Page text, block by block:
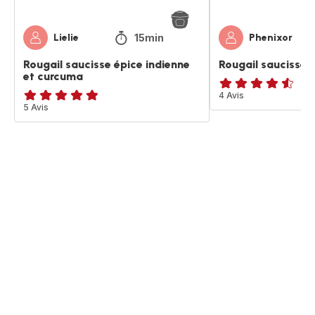
Lielie 15min
Rougail saucisse épice indienne
et curcuma
ratings.4.8
5 Avis
Phenixor
Rougail saucisse
ratings.4.5
4 Avis